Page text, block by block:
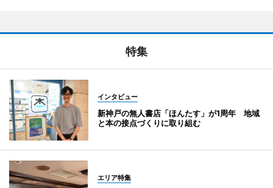
特集
インタビュー
新神戸の無人書店「ほんたす」が1周年 地域
と本の接点づくりに取り組む
エリア特集